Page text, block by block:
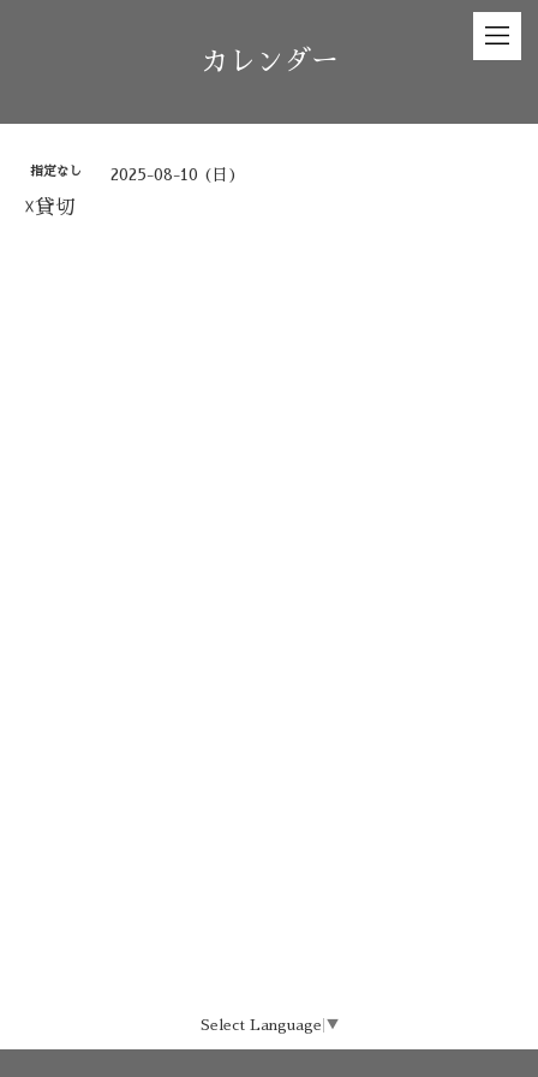
カレンダー
指定なし 2025-08-10 (日)
☓貸切
Select Language ▼